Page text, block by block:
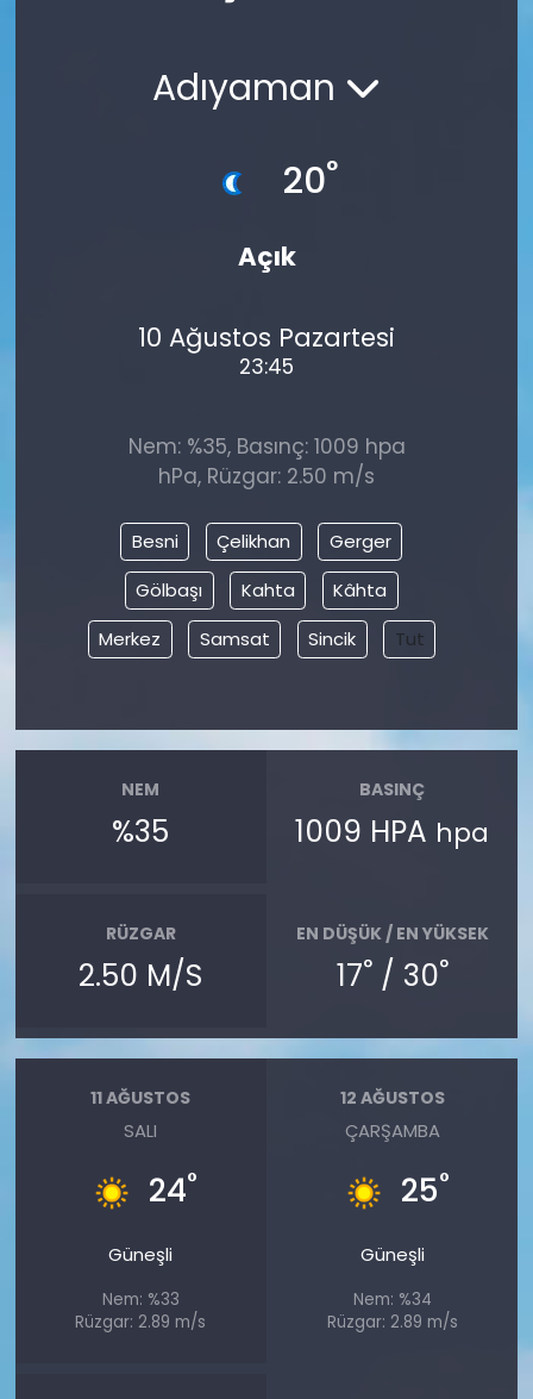
Adıyaman
20°
Açık
10 Ağustos Pazartesi
23:45
Nem: %35, Basınç: 1009 hpa
hPa, Rüzgar: 2.50 m/s
Besni Çelikhan
Gerger
Gölbaşı
Kahta
Kâhta
Merkez
Samsat Sincik Tut
NEM
%35
BASINÇ
1009 HPA hpa
RÜZGAR
2.50 M/S
EN DÜŞÜK / EN YÜKSEK
17°/ 30°
11 AĞUSTOS
SALI
24°
Güneşli
Nem: %33
Rüzgar: 2.89 m/s
12 AĞUSTOS
ÇARŞAMBA
25°
Güneşli
Nem: %34
Rüzgar: 2.89 m/s
Teknoloji